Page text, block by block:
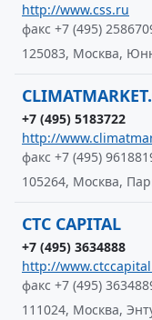
http://www.css.ru
факс +7 (495)
125083, Москва,
+7 (495) 5183722
http://
факс +7 (495)
105264, Москва,
CTC CAPITAL
+7 (495) 3634888
http://
факс +7 (495)
111024, Москва,